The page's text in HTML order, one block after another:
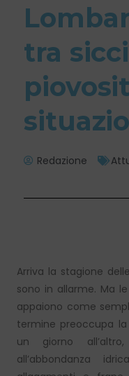
tra
Redazione
Arriva la stagione
sono in allarme. Ma
appaiono come
termine preoccupa
un giorno
all’abbondanza